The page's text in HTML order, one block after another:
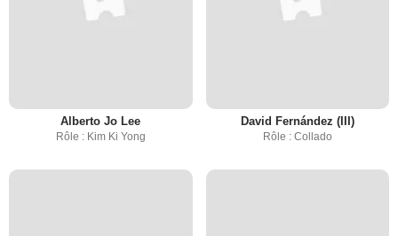
Alberto Jo Lee
Rôle : Kim Ki Yong
David Fernández (III)
Rôle : Collado